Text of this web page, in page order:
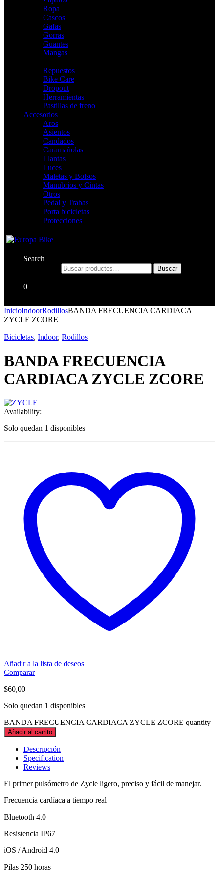
Ropa
Cascos
Gafas
Gorras
Guantes
Mangas
Repuestos
Bike Care
Dropout
Herramientas
Pastillas de freno
Accesorios
Aros
Asientos
Candados
Caramañolas
Llantas
Luces
Maletas y Bolsos
Manubrios y Cintas
Otros
Pedal y Trabas
Porta bicicletas
Protecciones
Search
Buscar
0
InicioIndoorRodillosBANDA FRECUENCIA CARDIACA
ZYCLE ZCORE
Bicicletas, Indoor, Rodillos
BANDA FRECUENCIA
CARDIACA ZYCLE ZCORE
Availability:
Solo quedan 1 disponibles
Añadir a la lista de deseos
Comparar
$60,00
Solo quedan 1 disponibles
BANDA FRECUENCIA CARDIACA ZYCLE ZCORE quantity
Añadir al carrito
Descripción
Specification
Reviews
El primer pulsómetro de Zycle ligero, preciso y fácil de manejar.
Frecuencia cardíaca a tiempo real
Bluetooth 4.0
Resistencia IP67
iOS / Android 4.0
Pilas 250 horas